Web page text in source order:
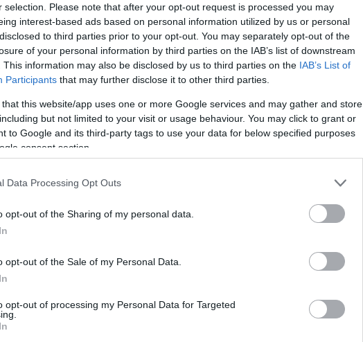
selection. Please note that after your opt-out request is processed you may
interest-based ads based on personal information utilized by us or personal
to third parties prior to your opt-out. You may separately opt-out of the
of your personal information by third parties on the IAB’s list of downstream
This information may also be disclosed by us to third parties on the IAB’s List of
Participants that may further disclose it to other third parties.
that this website/app uses one or more Google services and may gather and store
but not limited to your visit or usage behaviour. You may click to grant or
to Google and its third-party tags to use your data for below specified purposes
consent section.
Data Processing Opt Outs
opt-out of the Sharing of my personal data.
opt-out of the Sale of my Personal Data.
opt-out of processing my Personal Data for Targeted